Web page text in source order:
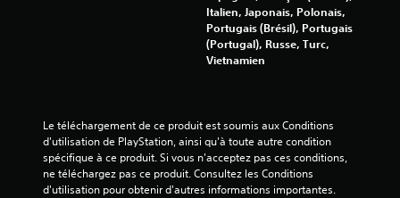
Italien, Japonais, Polonais,
Portugais (Brésil), Portugais
(Portugal), Russe, Turc,
Vietnamien
Le téléchargement de ce produit est soumis aux Conditions
d'utilisation de PlayStation, ainsi qu'à toute autre condition
spécifique à ce produit. Si vous n'acceptez pas ces conditions,
ne téléchargez pas ce produit. Consultez les Conditions
d'utilisation pour obtenir d'autres informations importantes.